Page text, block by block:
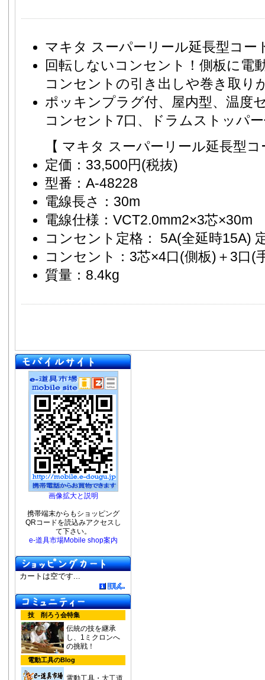
マキタ スーパーリール延長型コー
回転しないコンセント！側板に電
コンセントの引き出しや巻き取り
ポッキンプラグ付、屋内型、温度
コンセント7口、ドラムストッパ
【 マキタ スーパーリール延長型
定価：33,500円(税抜)
型番：A-48228
電線長さ：30m
電線仕様：VCT2.0mm2×3芯×30m
コンセント定格： 5A(全延時15A)
コンセント：3芯×4口(側板)＋3口(
質量：8.4kg
画像拡大と説明
携帯端末からもショッピング
QRコードを読込みアクセスし
て下さい。
e-道具市場Mobile shop案内
カートは空です...
技 削ろう会特集
伝統の技を継承
し、1ミクロンへ
の挑戦！
電動工具のBlog
電動工具・大工道